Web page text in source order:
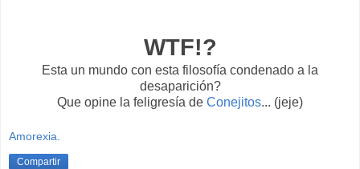
WTF!?
Esta un mundo con esta filosofía condenado a la
desaparición?
Que opine la feligresía de Conejitos... (jeje)
Amorexia.
Compartir